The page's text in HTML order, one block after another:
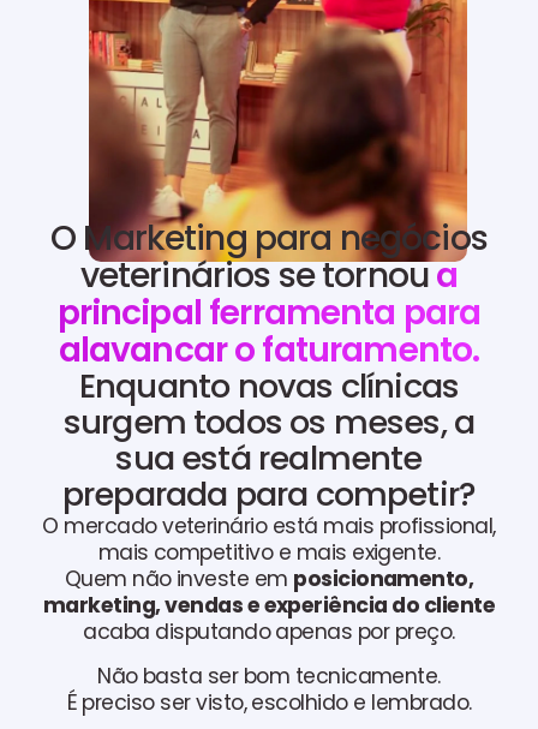
O Marketing para negócios
veterinários se tornoua
principal ferramenta para
alavancar o faturamento.
Enquanto novas clínicas
surgem todos os meses, a
sua está realmente
preparada para competir?
O mercado veterinário está mais profissional,
mais competitivo e mais exigente.
Quem não investe em posicionamento,
marketing, vendas e experiência do cliente
acaba disputando apenas por preço.
Não basta ser bom tecnicamente.
É preciso ser visto, escolhido e lembrado.